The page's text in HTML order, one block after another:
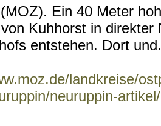
Ein 40 Meter
Kuhhorst in direkter
entstehen. Dort
landkreise/
neuruppin-